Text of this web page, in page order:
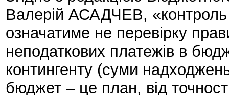
Валерій АСАДЧЕВ,
означатиме не перевірку
неподаткових платежів в
контингенту (суми
бюджет – це план, від